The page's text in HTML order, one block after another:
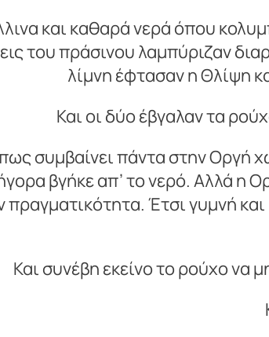
και καθαρά νερά όπου
του πράσινου λαμπύριζαν
λίμνη έφτασαν η Θλίψη
Και οι δύο έβγαλαν τα
συμβαίνει πάντα στην Οργή
βγήκε απ’ το νερό. Αλλά η
πραγματικότητα. Έτσι γυμνή
Και συνέβη εκείνο το ρούχο να